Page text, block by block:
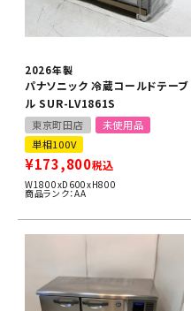
2026年製
パナソニック 冷蔵コールドテーブ
ル SUR-LV1861S
東京町田店
未使用品
単相100V
¥173,800税込
W1800xD600xH800
商品ランク：AA